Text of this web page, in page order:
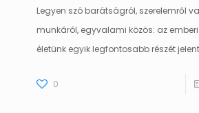
Legyen szó barátságról, szerelemről
munkáról, egyvalami közös: az
életünk egyik legfontosabb részét
0